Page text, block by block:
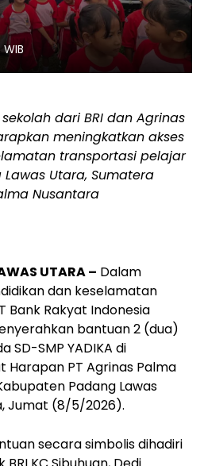
dari BRI dan Agrinas
meningkatkan akses
transportasi pelajar
Utara, Sumatera
Nusantara
UTARA – Dalam
dan keselamatan
Bank Rakyat Indonesia
bantuan 2 (dua)
SD-SMP YADIKA di
Harapan PT Agrinas Palma
Padang Lawas
Jumat (8/5/2026).
secara simbolis dihadiri